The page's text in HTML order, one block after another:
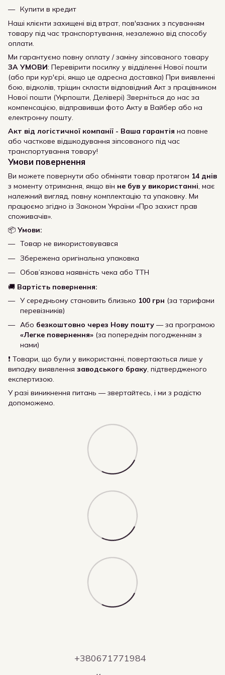
Купити в кредит
Наші клієнти захищені від втрат, пов'язаних з псуванням
товару під час транспортування, незалежно від способу
оплати.
Ми гарантуємо повну оплату / заміну зіпсованого товару
ЗА УМОВИ: Перевірити посилку у відділенні Нової пошти
(або при кур'єрі, якщо це адресна доставка) При виявленні
бою, відколів, тріщин скласти відповідний Акт з працівником
Нової пошти (Укрпошти, Делівері) Зверніться до нас за
компенсацією, відправивши фото Акту в Вайбер або на
електронну пошту.
Акт від логістичної компанії - Ваша гарантія на повне
або часткове відшкодування зіпсованого під час
транспортування товару!
Умови повернення
Ви можете повернути або обміняти товар протягом 14 днів
з моменту отримання, якщо він не був у використанні, має
належний вигляд, повну комплектацію та упаковку. Ми
працюємо згідно із Законом України «Про захист прав
споживачів».
📦 Умови:
Товар не використовувався
Збережена оригінальна упаковка
Обов’язкова наявність чека або ТТН
🚚 Вартість повернення:
У середньому становить близько 100 грн (за тарифами
перевізників)
Або безкоштовно через Нову пошту — за програмою
«Легке повернення» (за попереднім погодженням з
нами)
❗ Товари, що були у використанні, повертаються лише у
випадку виявлення заводського браку, підтвердженого
експертизою.
У разі виникнення питань — звертайтесь, і ми з радістю
допоможемо.
+380671771984